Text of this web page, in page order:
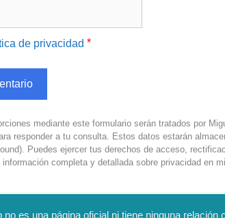
de privacidad *
mediante este formulario serán tratados por
responder a tu consulta. Estos datos estarán
). Puedes ejercer tus derechos de acceso,
completa y detallada sobre privacidad en mi
no es una página oficial ni tiene ninguna